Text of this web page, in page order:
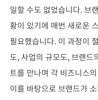
일할 수도 없었습니다. 브
황이 있기에 매번 새로운
필요했습니다. 이 과정이
도, 사업의 규모도, 브랜드
트를 만나며 각 비즈니스
이를 바탕으로 브랜드가